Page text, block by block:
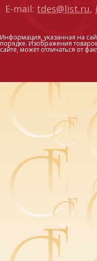
E-mail: tdes@list.ru,
Информация, указанная на
порядке. Изображения
сайте, может отличаться от